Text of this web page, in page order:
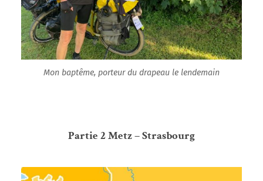
Mon baptême, porteur du drapeau le lendemain
Partie 2 Metz – Strasbourg